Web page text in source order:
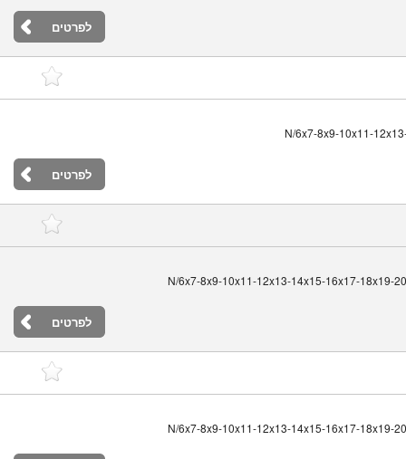
לפרטים
לפרטים
283 N/6x7-8x9-10x11-12x13-14x15-16x17-
לפרטים
283 N/6x7-8x9-10x11-12x13-14x15-16x17-